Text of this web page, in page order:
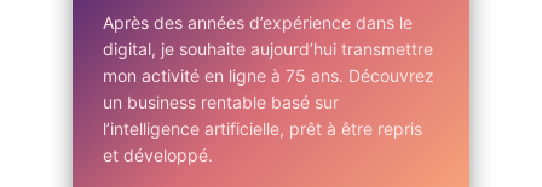
Après des années d’expérience dans le
digital, je souhaite aujourd’hui transmettre
mon activité en ligne à 75 ans. Découvrez
un business rentable basé sur
l’intelligence artificielle, prêt à être repris
et développé.